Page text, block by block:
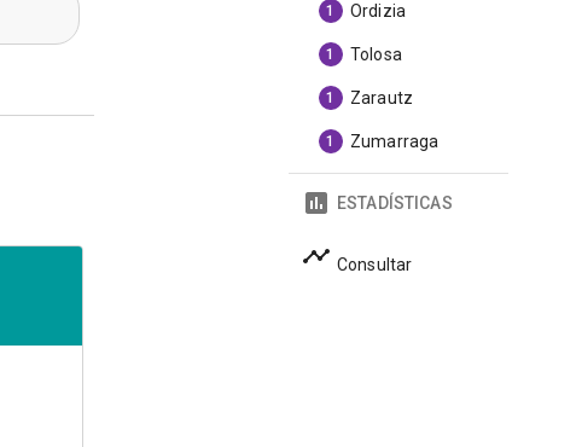
1 Ordizia
1 Tolosa
1 Zarautz
1 Zumarraga
ESTADÍSTICAS
Consultar